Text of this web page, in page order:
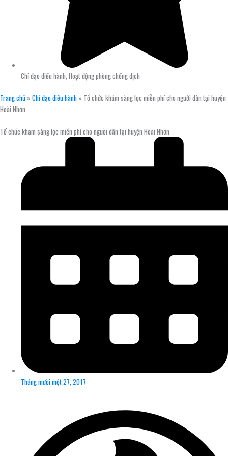
Chỉ đạo điều hành,Hoạt động phòng chống dịch
Trang chủ » Chỉ đạo điều hành » Tổ chức khám sàng lọc miễn phí cho người dân tại huyện
Hoài Nhơn
Tổ chức khám sàng lọc miễn phí cho người dân tại huyện Hoài Nhơn
Tháng mười một 27, 2017